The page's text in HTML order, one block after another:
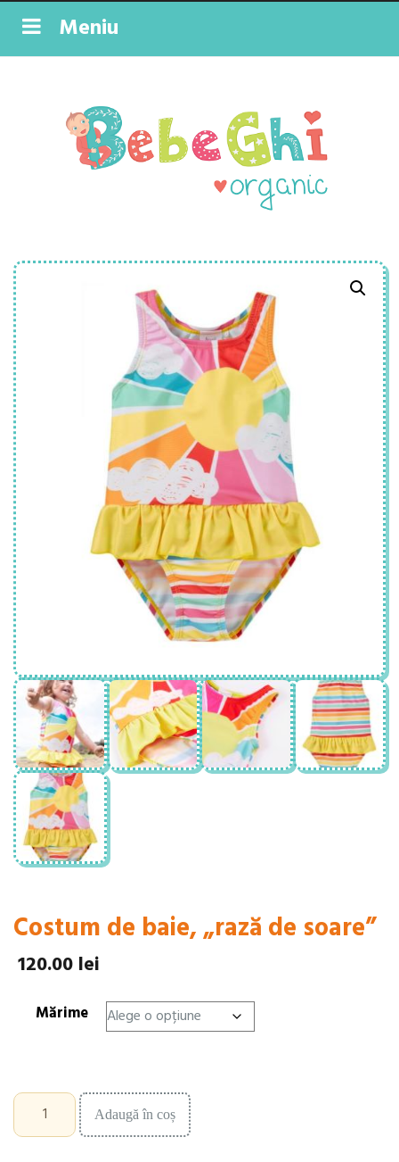
Meniu
Costum de baie, „rază de soare”
120.00 lei
Mărime
Cantitate
Costum
de
Adaugă în coș